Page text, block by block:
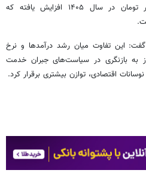
۱۳۹۴به حدود ۱۶میلیون و ۶۲۰هزار تومان در سال ۱۴۰۵ افزایش یافته که
گفت: این تفاوت میان رشد درآمدها و نرخ
به بازنگری در سیاست‌های جبران خدمت
اقتصادی، توازن بیشتری برقرار کرد.